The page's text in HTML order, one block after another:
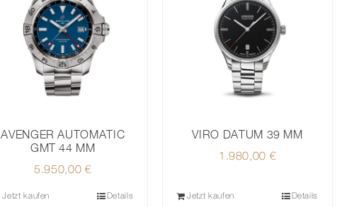
AVENGER AUTOMATIC
GMT 44 MM
5.950,00 €
Jetzt kaufen Details
VIRO DATUM 39 MM
1.980,00 €
Jetzt kaufen Details